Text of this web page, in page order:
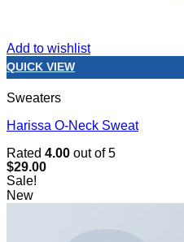
Add to wishlist
QUICK VIEW
Sweaters
Harissa O-Neck Sweat
Rated 4.00 out of 5
$29.00
Sale!
New